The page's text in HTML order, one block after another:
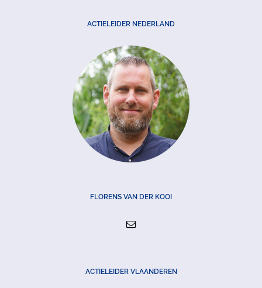
ACTIELEIDER NEDERLAND
FLORENS VAN DER KOOI
ACTIELEIDER VLAANDEREN